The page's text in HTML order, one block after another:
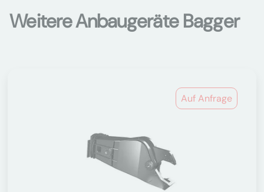
Weitere Anbaugeräte Bagger
Auf Anfrage